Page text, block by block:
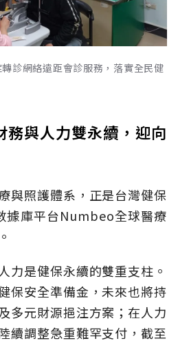
診網絡遠距會診服務，落實全民健
務與人力雙永續，迎向
與照護體系，正是台灣健保
據庫平台Numbeo全球醫療
力是健保永續的雙重支柱。
保安全準備金，未來也將持
多元財源挹注方案；在人力
續調整急重難罕支付，截至